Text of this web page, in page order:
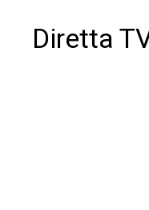
Diretta